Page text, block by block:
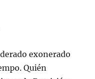
exonerado
Quién